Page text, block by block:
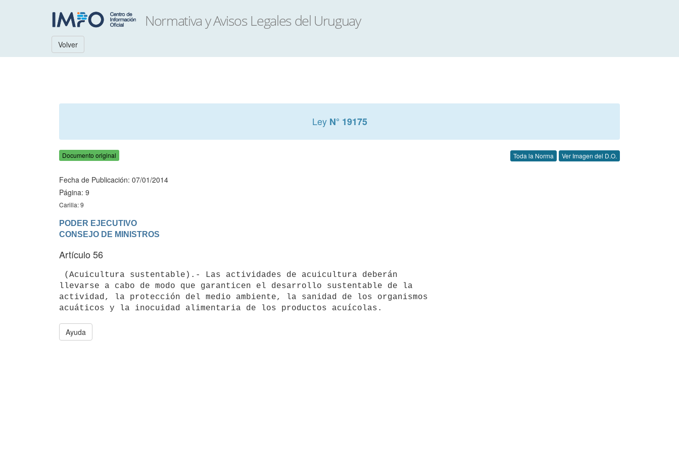
Volver
Ley N° 19175
Documento original Toda la Norma Ver Imagen del D.O.
Fecha de Publicación: 07/01/2014
Página: 9
Carilla: 9
PODER EJECUTIVO
Artículo 56
llevarse a cabo de modo que garanticen el desarrollo sustentable de la
actividad, la protección del medio ambiente, la sanidad de los organismos
Ayuda